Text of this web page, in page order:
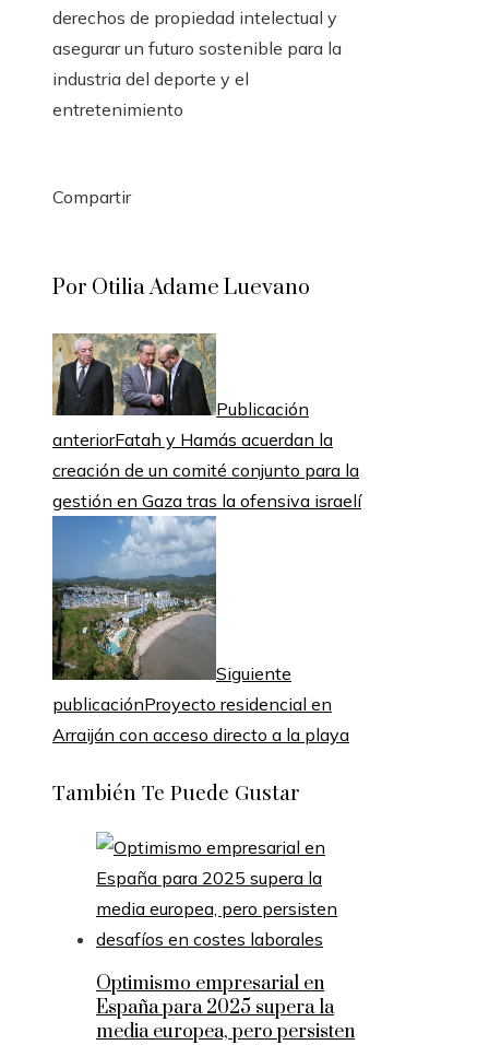
derechos de propiedad intelectual y
asegurar un futuro sostenible para la
industria del deporte y el
entretenimiento
Compartir
Por Otilia Adame Luevano
Publicación
anteriorFatah y Hamás acuerdan la
creación de un comité conjunto para la
gestión en Gaza tras la ofensiva israelí
Siguiente
publicaciónProyecto residencial en
Arraiján con acceso directo a la playa
También Te Puede Gustar
Optimismo empresarial en
España para 2025 supera la
media europea, pero persisten